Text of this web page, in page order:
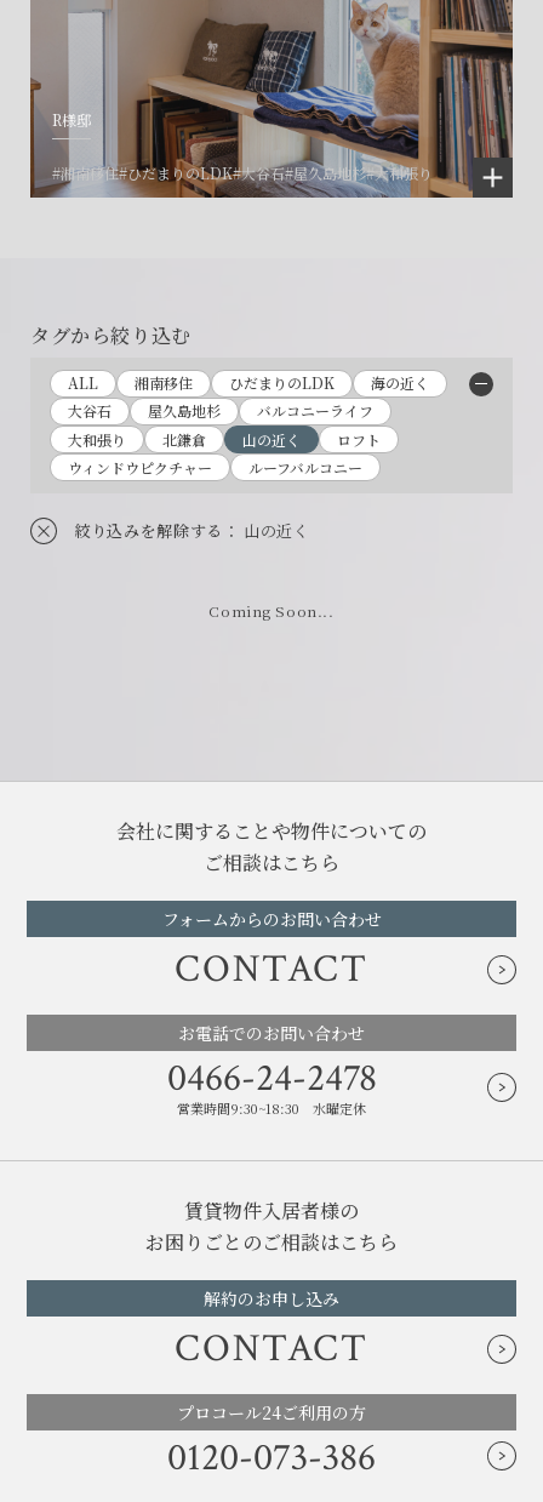
R様邸
#湘南移住#ひだまりのLDK#大谷石#屋久島地杉#大和張り
タグから絞り込む
ALL 湘南移住 ひだまりのLDK
海の近く
大谷石
屋久島地杉
バルコニーライフ
大和張り
北鎌倉 山の近く
ロフト
ウィンドウピクチャー
ルーフバルコニー
絞り込みを解除する ： 山の近く
Coming Soon...
会社に関することや物件についての
ご相談はこちら
0466-24-2478
営業時間9:30~18:30 水曜定休
閉じる
賃貸物件入居者様の
お困りごとのご相談はこちら
0120-073-386
閉じる
土地の活用・賃貸経営に関する
ご相談はこちら
0466-24-2478
営業時間9:30~18:30 水曜定休
閉じる
会社に関することや物件についての
ご相談はこちら
フォームからのお問い合わせ
CONTACT
お電話でのお問い合わせ
0466-24-2478
営業時間9:30~18:30 水曜定休
賃貸物件入居者様の
お困りごとのご相談はこちら
解約のお申し込み
CONTACT
プロコール24ご利用の方
0120-073-386